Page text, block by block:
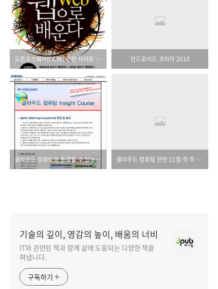
오픈코스웨어(OCW) 관련 사이트 모음 안드로이드 코리아 2010
클라우드 컴퓨팅을 통찰할 수 있는 강좌가 열립니다. 클라우드 컴퓨팅 관련 11월 첫 주 뉴스
기술의 깊이, 영감의 높이, 배움의 너비
IT와 관련된 책과 함께 삶에 도움되는 다양한 책을
펴냅니다.
구독하기